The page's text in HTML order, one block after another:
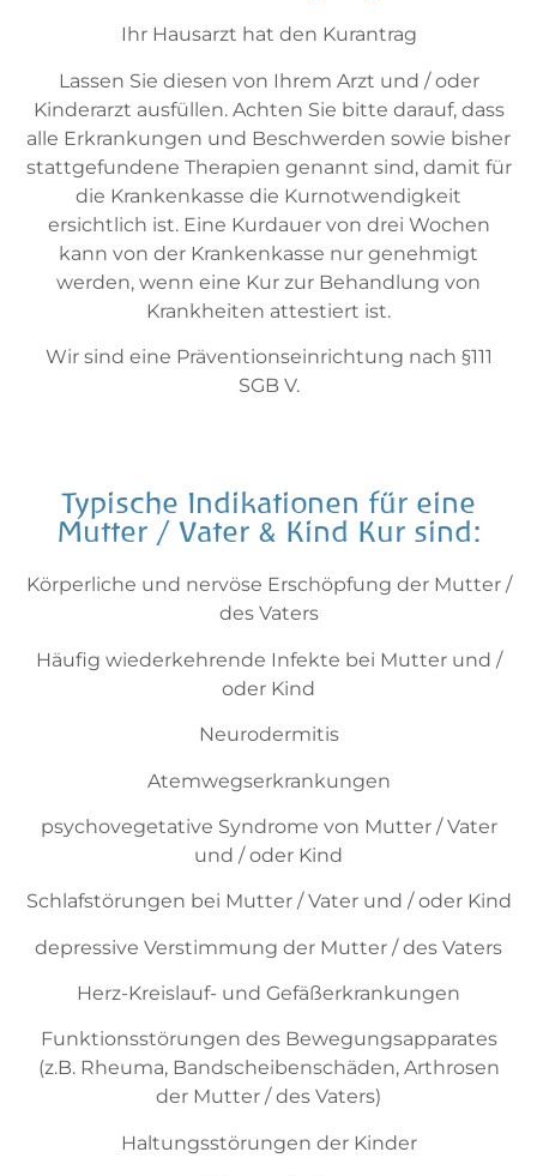
Ihr Hausarzt hat den Kurantrag
Lassen Sie diesen von Ihrem Arzt und / oder
Kinderarzt ausfüllen. Achten Sie bitte darauf, dass
alle Erkrankungen und Beschwerden sowie bisher
stattgefundene Therapien genannt sind, damit für
die Krankenkasse die Kurnotwendigkeit
ersichtlich ist. Eine Kurdauer von drei Wochen
kann von der Krankenkasse nur genehmigt
werden, wenn eine Kur zur Behandlung von
Krankheiten attestiert ist.
Wir sind eine Präventionseinrichtung nach §111
SGB V.
Typische Indikationen für eine
Mutter / Vater & Kind Kur sind:
Körperliche und nervöse Erschöpfung der Mutter /
des Vaters
Häufig wiederkehrende Infekte bei Mutter und /
oder Kind
Neurodermitis
Atemwegserkrankungen
psychovegetative Syndrome von Mutter / Vater
und / oder Kind
Schlafstörungen bei Mutter / Vater und / oder Kind
depressive Verstimmung der Mutter / des Vaters
Herz-Kreislauf- und Gefäßerkrankungen
Funktionsstörungen des Bewegungsapparates
(z.B. Rheuma, Bandscheibenschäden, Arthrosen
der Mutter / des Vaters)
Haltungsstörungen der Kinder